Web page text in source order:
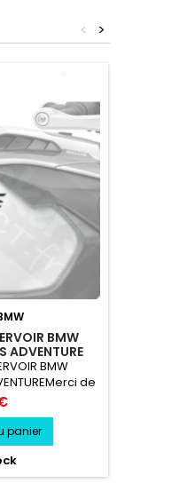
>
<
BMW
ADVENTURE
BMW
de
vos choix de
COULEUR
très
essence,
panier